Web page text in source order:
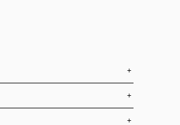
+
+
+